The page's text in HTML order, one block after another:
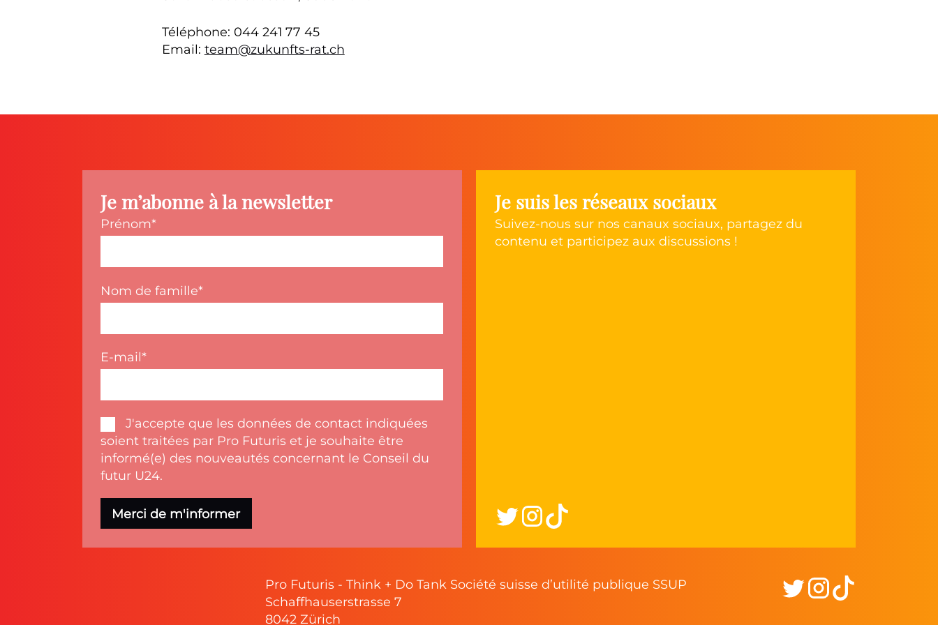
Téléphone: 044 241 77 45
Email: team@zukunfts-rat.ch
Je m’abonne à la newsletter
Prénom
Nom de famille
E-mail
J'accepte que les données de contact indiquées
soient traitées par Pro Futuris et je souhaite être
informé(e) des nouveautés concernant le Conseil du
futur U24.
Je suis les réseaux sociaux
Suivez-nous sur nos canaux sociaux, partagez du
contenu et participez aux discussions !
Pro Futuris - Think + Do Tank Société suisse d’utilité publique SSUP
Schaffhauserstrasse 7
8042 Zürich